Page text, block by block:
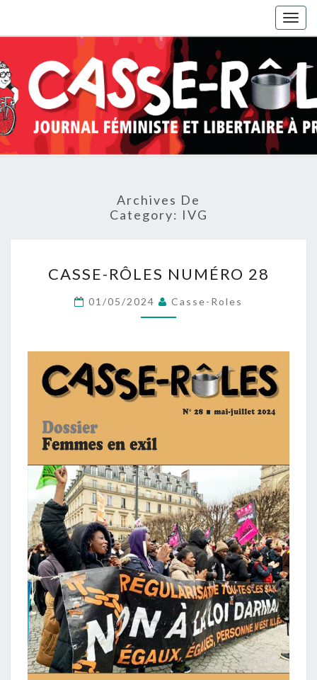
Archives De
Category: IVG
RÔLES
NUMÉRO
28
CASSE-RÔLES NUMÉRO 28
01/05/2024 Casse-Roles